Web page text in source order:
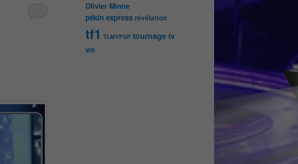
Olivier Minne
pékin express révélation
tf1 TLMVPSP tournagetv
W9